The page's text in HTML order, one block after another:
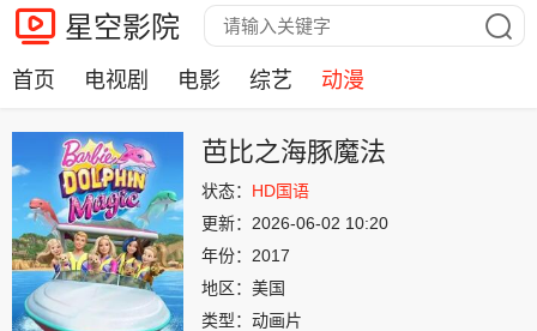
星空影院
首页 电视剧 电影 综艺 动漫
芭比之海豚魔法
状态： HD国语
更新： 2026-06-02 10:20
年份： 2017
地区： 美国
类型： 动画片